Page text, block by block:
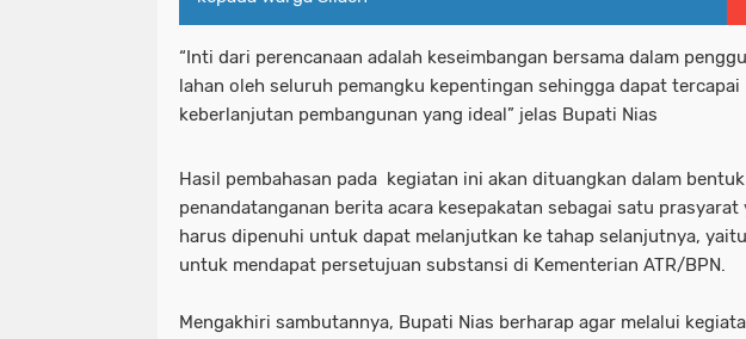
“Inti dari perencanaan adalah keseimbangan bersama dalam
lahan oleh seluruh pemangku kepentingan sehingga dapat tercapai
keberlanjutan pembangunan yang ideal” jelas Bupati Nias
Hasil pembahasan pada kegiatan ini akan dituangkan dalam bentuk
penandatanganan berita acara kesepakatan sebagai satu prasyarat
harus dipenuhi untuk dapat melanjutkan ke tahap selanjutnya, yaitu
untuk mendapat persetujuan substansi di Kementerian ATR/BPN.
Mengakhiri sambutannya, Bupati Nias berharap agar melalui